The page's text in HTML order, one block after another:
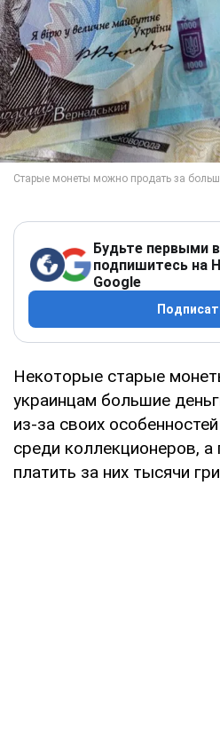
Будьте первыми
подпишитесь на
Google
Некоторые старые
украинцам большие
из-за своих
среди коллекционеров, а
платить за них тысячи